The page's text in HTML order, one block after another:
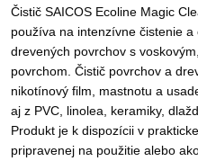
Čistič SAICOS Ecoline Magic
používa na intenzívne čistenie
drevených povrchov s
povrchom. Čistič povrchov a
nikotínový film, mastnotu a
aj z PVC, linolea, keramiky,
Produkt je k dispozícii v
pripravenej na použitie alebo